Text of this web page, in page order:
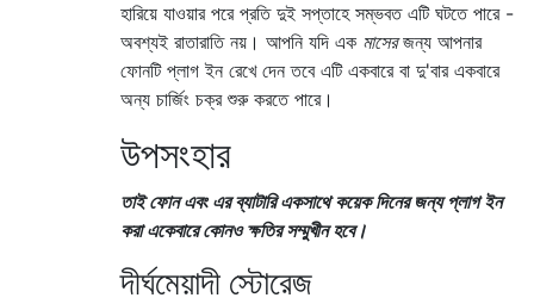
হারিয়ে যাওয়ার পরে প্রতি দুই সপ্তাহে সম্ভবত এটি ঘটতে পারে -
অবশ্যই রাতারাতি নয়। আপনি যদি এক মাসেরজন্য আপনার
ফোনটি প্লাগ ইন রেখে দেন তবে এটি একবারে বা দু'বার একবারে
অন্য চার্জিং চক্র শুরু করতে পারে।
উপসংহার
তাই ফোন এবং এর ব্যাটারি একসাথে কয়েক দিনের জন্য প্লাগ ইন
করা একেবারে কোনও ক্ষতির সম্মুখীন হবে।
দীর্ঘমেয়াদী স্টোরেজ